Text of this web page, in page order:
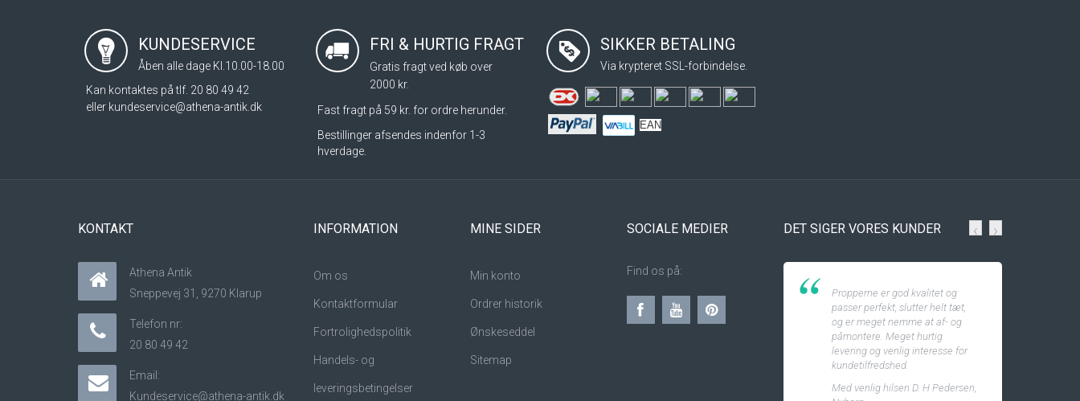
KUNDESERVICE
Åben alle dage Kl.10.00-18.00
Kan kontaktes på tlf. 20 80 49 42
eller kundeservice@athena-antik.dk
FRI & HURTIG FRAGT
Gratis fragt ved køb over
2000 kr.
Fast fragt på 59 kr. for ordre herunder.
Bestillinger afsendes indenfor 1-3
hverdage.
SIKKER BETALING
Via krypteret SSL-forbindelse.
EAN
KONTAKT
Athena Antik
Sneppevej 31, 9270 Klarup
Telefon nr:
20 80 49 42
Email:
Kundeservice@athena-antik.dk
INFORMATION
Om os
Kontaktformular
Fortrolighedspolitik
Handels- og
leveringsbetingelser
MINE SIDER
Min konto
Ordrer historik
Ønskeseddel
Sitemap
SOCIALE MEDIER
Find os på:
DET SIGER VORES KUNDER
Propperne er god kvalitet og
passer perfekt, slutter helt tæt,
og er meget nemme at af- og
påmontere. Meget hurtig
levering og venlig interesse for
kundetilfredshed.
Med venlig hilsen D. H Pedersen,
‹ ›